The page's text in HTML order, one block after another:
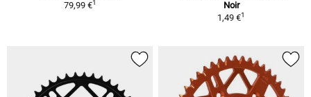
79,99 €1
Noir
1,49 €1